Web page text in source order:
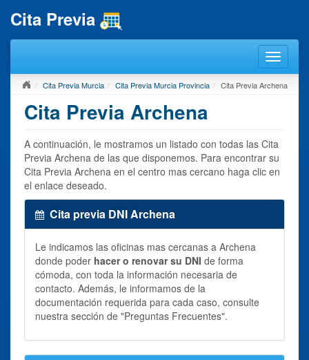
Cita Previa
Cita Previa Murcia Cita Previa Murcia Provincia Cita Previa Archena
Cita Previa Archena
A continuación, le mostramos un listado con todas las Cita
Previa Archena de las que disponemos. Para encontrar su
Cita Previa Archena en el centro mas cercano haga clic en
el enlace deseado.
Cita previa DNI Archena
Le indicamos las oficinas mas cercanas a Archena
donde poder hacer o renovar su DNI de forma
cómoda, con toda la información necesaria de
contacto. Además, le informamos de la
documentación requerida para cada caso, consulte
nuestra sección de "Preguntas Frecuentes".